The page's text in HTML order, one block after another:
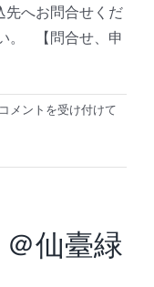
先へお問合せくだ
。 【問合せ、申
2026
コメントを受け付けて
仙臺緑